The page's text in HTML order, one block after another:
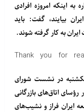
اینکه امروزه افرادی
بیایند، گفت: باید
به کار گرفته شوند.
Thank you for
در نشست شورای
اتاق‌های بازرگانی
ایران فراز و نشیب‌های